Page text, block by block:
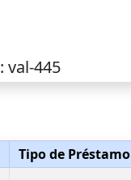
: val-445
Tipo de Préstamo